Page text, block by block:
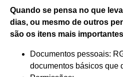
Quando se pensa no que
dias, ou mesmo de outros
são os itens mais
Documentos pessoais:
documentos básicos que